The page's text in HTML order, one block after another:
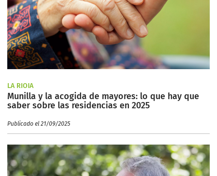
LA RIOJA
Munilla y la acogida de mayores: lo que hay que
saber sobre las residencias en 2025
Publicado el 21/09/2025